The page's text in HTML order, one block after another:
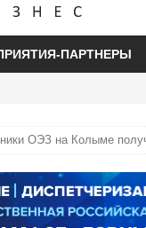
ПАРТНЕРЫ
ОЭЗ на Колыме